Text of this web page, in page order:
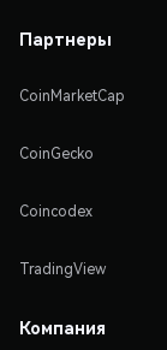
Партнеры
CoinMarketCap
CoinGecko
Coincodex
TradingView
Компания